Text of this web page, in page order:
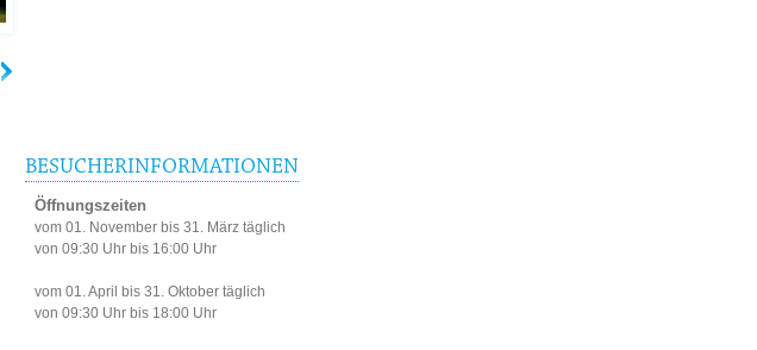
BESUCHERINFORMATIONEN
Öffnungszeiten
vom 01. November bis 31. März täglich
von 09:30 Uhr bis 16:00 Uhr
vom 01. April bis 31. Oktober täglich
von 09:30 Uhr bis 18:00 Uhr